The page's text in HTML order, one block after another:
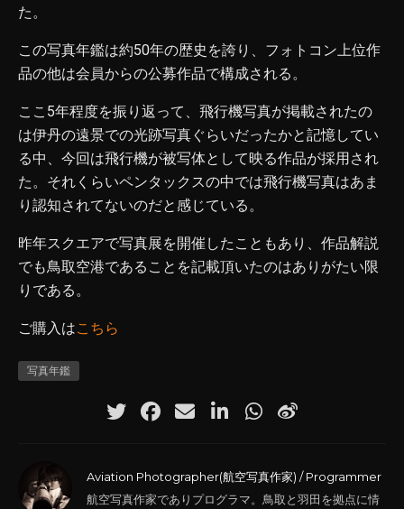
た。
この写真年鑑は約50年の歴史を誇り、フォトコン上位作
品の他は会員からの公募作品で構成される。
ここ5年程度を振り返って、飛行機写真が掲載されたの
は伊丹の遠景での光跡写真ぐらいだったかと記憶してい
る中、今回は飛行機が被写体として映る作品が採用され
た。それくらいペンタックスの中では飛行機写真はあま
り認知されてないのだと感じている。
昨年スクエアで写真展を開催したこともあり、作品解説
でも鳥取空港であることを記載頂いたのはありがたい限
りである。
ご購入はこちら
写真年鑑
Aviation Photographer(航空写真作家) / Programmer
航空写真作家でありプログラマ。鳥取と羽田を拠点に情